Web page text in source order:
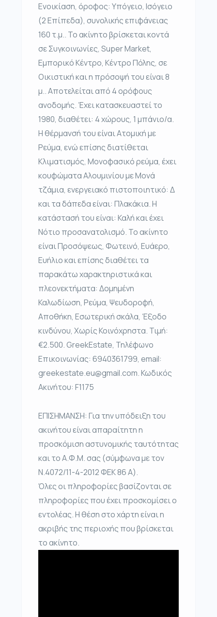
Ενοικίαση, όροφος: Υπόγειο, Ισόγειο
(2 Επίπεδα), συνολικής επιφάνειας
160 τ.μ.. Το ακίνητο βρίσκεται κοντά
σε Συγκοινωνίες, Super Market,
Εμπορικό Κέντρο, Κέντρο Πόλης, σε
Οικιστική και η πρόσοψή του είναι 8
μ.. Αποτελείται από 4 ορόφους
ανοδομής. Έχει κατασκευαστεί το
1980, διαθέτει: 4 χώρους, 1 μπάνιο/α.
Η θέρμανσή του είναι Ατομική με
Ρεύμα, ενώ επίσης διατίθεται
Κλιματισμός, Μονοφασικό ρεύμα, έχει
κουφώματα Αλουμινίου με Μονά
τζάμια, ενεργειακό πιστοποιητικό: Δ
και τα δάπεδα είναι: Πλακάκια. Η
κατάστασή του είναι: Καλή και έχει
Νότιο προσανατολισμό. Το ακίνητο
είναι Προσόψεως, Φωτεινό, Ευάερο,
Ευήλιο και επίσης διαθέτει τα
παρακάτω χαρακτηριστικά και
πλεονεκτήματα: Δομημένη
Καλωδίωση, Ρεύμα, Ψευδοροφή,
Αποθήκη, Εσωτερική σκάλα, Έξοδο
κινδύνου, Χωρίς Κοινόχρηστα. Τιμή:
€2.500. GreekEstate, Τηλέφωνο
Επικοινωνίας: 6940361799, email:
greekestate.eu@gmail.com. Κωδικός
Ακινήτου: F1175
ΕΠΙΣΗΜΑΝΣΗ: Για την υπόδειξη του
ακινήτου είναι απαραίτητη η
προσκόμιση αστυνομικής ταυτότητας
και το Α.Φ.Μ. σας (σύμφωνα με τον
Ν.4072/11-4-2012 ΦΕΚ 86 Α).
Όλες οι πληροφορίες βασίζονται σε
πληροφορίες που έχει προσκομίσει ο
εντολέας. Η θέση στο χάρτη είναι η
ακριβής της περιοχής που βρίσκεται
το ακίνητο.